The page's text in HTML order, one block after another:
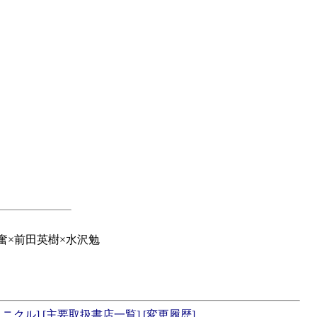
×前田英樹×水沢勉
ニクル] [主要取扱書店一覧] [変更履歴]